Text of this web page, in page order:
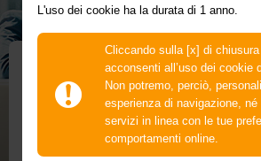
L'uso dei cookie ha la durata di 1 anno.
Cliccando sulla [x] di chiusura
acconsenti all’uso dei cookie
Non potremo, perciò,
esperienza di navigazione,
servizi in linea con le tue
comportamenti online.
GP Linea
La Gestione Patrimoniale